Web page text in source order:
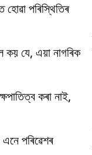
হোৱা পৰিস্থিতিৰ
কয় যে, এয়া নাগৰিক
কৰা নাই,
পৰিৱেশৰ